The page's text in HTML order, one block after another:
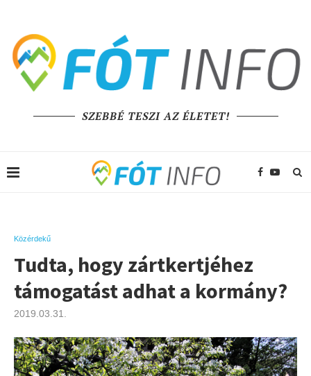
SZEBBÉ TESZI AZ ÉLETET!
Közérdekű
Tudta, hogy zártkertjéhez
támogatást adhat a kormány?
2019.03.31.